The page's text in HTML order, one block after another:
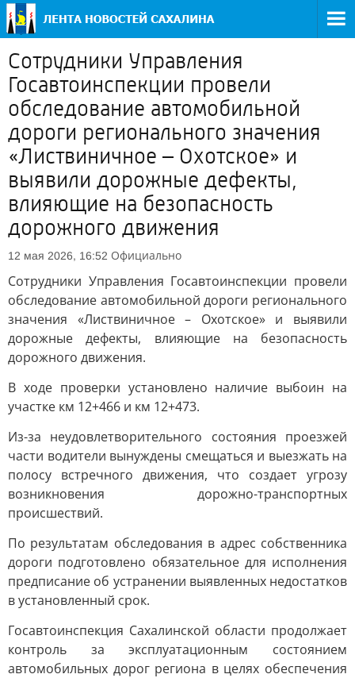
Сотрудники Управления
Госавтоинспекции провели
обследование автомобильной
дороги регионального значения
«Листвиничное – Охотское» и
выявили дорожные дефекты,
влияющие на безопасность
дорожного движения
12 мая 2026, 16:52 Официально
Сотрудники Управления Госавтоинспекции провели
обследование автомобильной дороги регионального
значения «Листвиничное – Охотское» и выявили
дорожные дефекты, влияющие на безопасность
дорожного движения.
В ходе проверки установлено наличие выбоин на
участке км 12+466 и км 12+473.
Из-за неудовлетворительного состояния проезжей
части водители вынуждены смещаться и выезжать на
полосу встречного движения, что создает угрозу
возникновения дорожно-транспортных
происшествий.
По результатам обследования в адрес собственника
дороги подготовлено обязательное для исполнения
предписание об устранении выявленных недостатков
в установленный срок.
Госавтоинспекция Сахалинской области продолжает
контроль за эксплуатационным состоянием
автомобильных дорог региона в целях обеспечения